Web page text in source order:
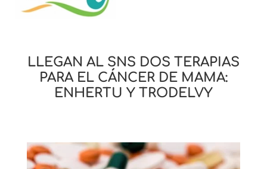
LLEGAN AL SNS DOS TERAPIAS
PARA EL CÁNCER DE MAMA:
ENHERTU Y TRODELVY